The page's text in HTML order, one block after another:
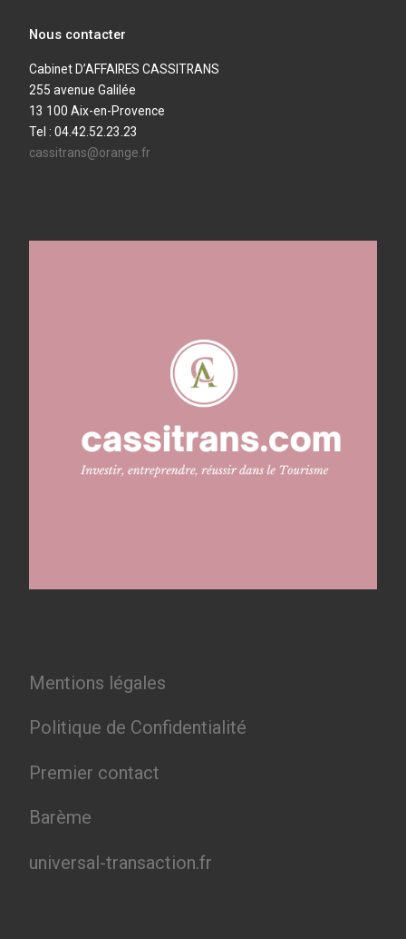
Nous contacter
Cabinet D’AFFAIRES CASSITRANS
255 avenue Galilée
13 100 Aix-en-Provence
Tel : 04.42.52.23.23
cassitrans@orange.fr
Mentions légales
Politique de Confidentialité
Premier contact
Barème
universal-transaction.fr